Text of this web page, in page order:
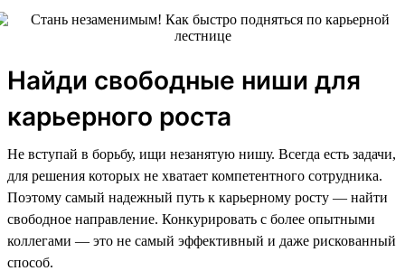
Найди свободные ниши для
карьерного роста
Не вступай в борьбу, ищи незанятую нишу. Всегда есть задачи,
для решения которых не хватает компетентного сотрудника.
Поэтому самый надежный путь к карьерному росту — найти
свободное направление. Конкурировать с более опытными
коллегами — это не самый эффективный и даже рискованный
способ.